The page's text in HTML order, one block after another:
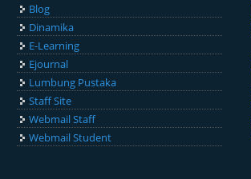
Blog
Dinamika
E-Learning
Ejournal
Lumbung Pustaka
Staff Site
Webmail Staff
Webmail Student